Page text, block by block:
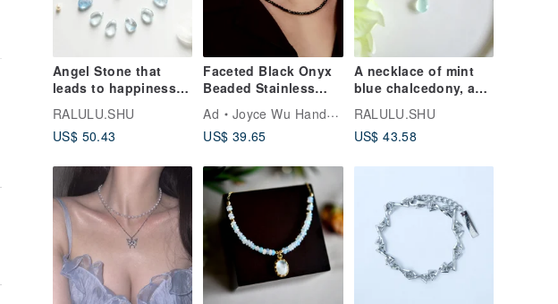
Angel Stone that
leads to happiness
Aquamarine and
freshwater pearl
necklace March
RALULU.SHU
US$ 50.43
Faceted Black Onyx
Beaded Stainless
Steel Men's Necklace
with Snap Clasp
Ad
Joyce Wu Handmade Jewelry
US$ 39.65
A necklace of mint
blue chalcedony, a
stone symbolizing
connection.
RALULU.SHU
US$ 43.58